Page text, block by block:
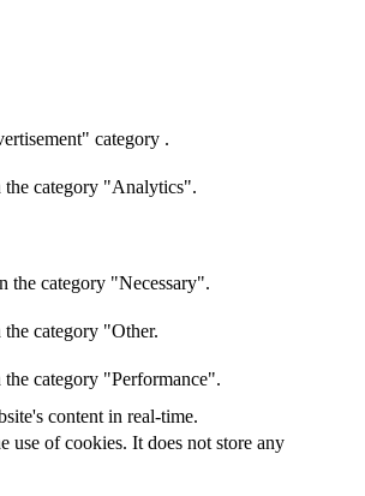
category .
the category "Analytics".
the category "Necessary".
category "Other.
category "Performance".
content in real-time.
use of cookies. It does not store any